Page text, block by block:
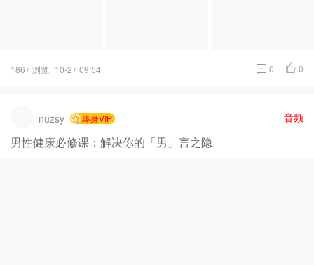
1867 浏览 10-27 09:54 0 0
nuzsy 终身VIP 音频
男性健康必修课：解决你的「男」言之隐